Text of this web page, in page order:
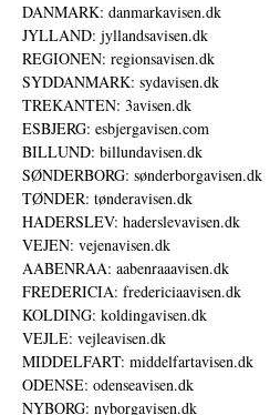
DANMARK: danmarkavisen.dk
JYLLAND: jyllandsavisen.dk
REGIONEN: regionsavisen.dk
SYDDANMARK: sydavisen.dk
TREKANTEN: 3avisen.dk
ESBJERG: esbjergavisen.com
BILLUND: billundavisen.dk
SØNDERBORG: sønderborgavisen.dk
TØNDER: tønderavisen.dk
HADERSLEV: haderslevavisen.dk
VEJEN: vejenavisen.dk
AABENRAA: aabenraaavisen.dk
FREDERICIA: fredericiaavisen.dk
KOLDING: koldingavisen.dk
VEJLE: vejleavisen.dk
MIDDELFART: middelfartavisen.dk
ODENSE: odenseavisen.dk
NYBORG: nyborgavisen.dk